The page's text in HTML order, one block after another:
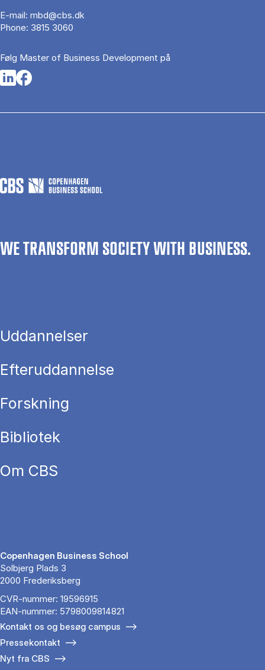
E-mail: mbd@cbs.dk
Phone: 3815 3060
Følg Master of Business Development på
Opens in a new tab
Opens in a new tab
WE TRANSFORM SOCIETY WITH BUSINESS.
Uddannelser
Efteruddannelse
Forskning
Bibliotek
Om CBS
Copenhagen Business School
Solbjerg Plads 3
2000 Frederiksberg
CVR-nummer: 19596915
EAN-nummer: 5798009814821
Kontakt os og besøg campus
Pressekontakt
Nyt fra CBS